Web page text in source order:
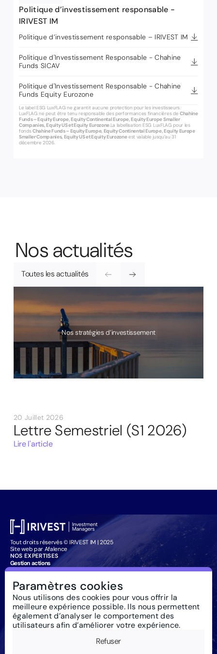
Politique d’investissement responsable -
IRIVEST IM
Politique d’investissement responsable – IRIVEST IM
Politique d'Investissement Responsable - Chahine
Funds SICAV
Politique d'Investissement Responsable - Chahine
Funds Equity Eurozone
Le label ESG LuxFLAG ne garantit aucune protection pour les investisseurs.
LuxFLAG ne peut être tenu responsable des performances financières de Chahine
Funds – Equity Europe, Equity Continental Europe, Equity Europe Smaller
Companies, Equity US et Equity Eurozone.La labellisation ESG LuxFLAG pour les
fondsChahine Funds – Equity Europe, Equity Continental Europe, Equity Europe
Smaller Companies, Equity US et Equity Eurozoneest valable jusqu’au 31
décembre 2026.
Nos actualités
Toutes les actualités
Nos stratégies d’investissement
20 Juillet 2026
Lettre Semestriel (S1 2026)
Lire l'article
Tout droits réservés © IRIVEST IM | 2025
Site web par Afalence
NOS EXPERTISES
Gestion actions
Gestion obligataire
Particuliers : souscription
IRIVEST IM
À propos
Investissement responsable
Actualités
Règlementation
Nous contacter
Paramètres cookies
Nous utilisons des cookies pour vous offrir la
meilleure expérience possible. Ils nous permettent
également d’analyser le comportement des
utilisateurs afin d’améliorer votre expérience.
Refuser